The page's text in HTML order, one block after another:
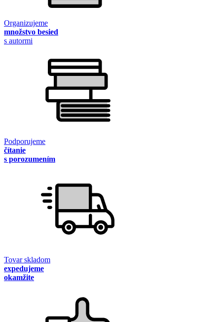
Organizujeme
množstvo besied
s autormi
Podporujeme
čítanie
s porozumením
Tovar skladom
expedujeme
okamžite